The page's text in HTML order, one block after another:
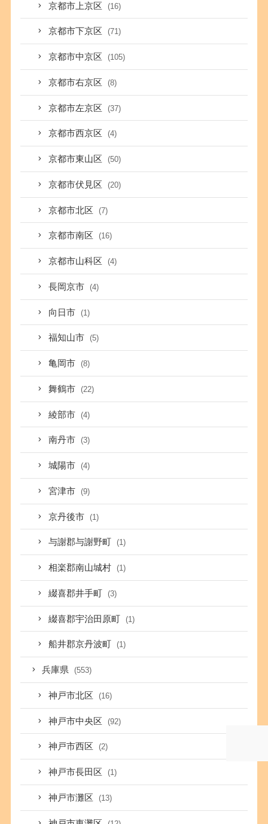
京都市上京区 (16)
京都市下京区 (71)
京都市中京区 (105)
京都市右京区 (8)
京都市左京区 (37)
京都市西京区 (4)
京都市東山区 (50)
京都市伏見区 (20)
京都市北区 (7)
京都市南区 (16)
京都市山科区 (4)
長岡京市 (4)
向日市 (1)
福知山市 (5)
亀岡市 (8)
舞鶴市 (22)
綾部市 (4)
南丹市 (3)
城陽市 (4)
宮津市 (9)
京丹後市 (1)
与謝郡与謝野町 (1)
相楽郡南山城村 (1)
綴喜郡井手町 (3)
綴喜郡宇治田原町 (1)
船井郡京丹波町 (1)
兵庫県 (553)
神戸市北区 (16)
神戸市中央区 (92)
神戸市西区 (2)
神戸市長田区 (1)
神戸市灘区 (13)